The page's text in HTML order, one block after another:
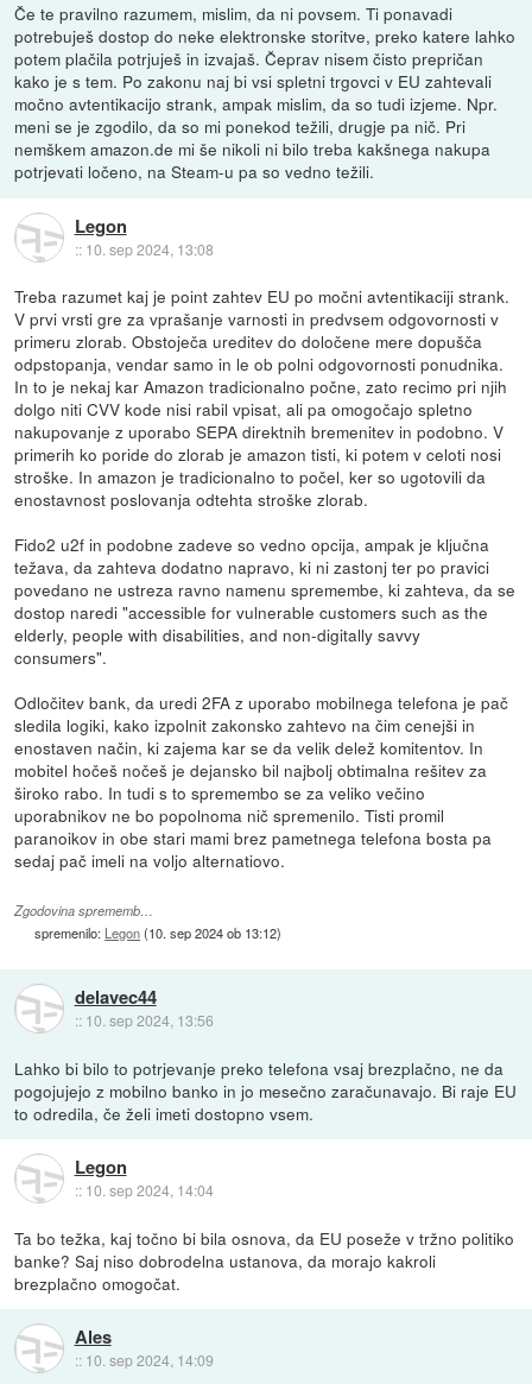
Če te pravilno razumem, mislim, da ni povsem. Ti ponavadi
potrebuješ dostop do neke elektronske storitve, preko katere lahko
potem plačila potrjuješ in izvajaš. Čeprav nisem čisto prepričan
kako je s tem. Po zakonu naj bi vsi spletni trgovci v EU zahtevali
močno avtentikacijo strank, ampak mislim, da so tudi izjeme. Npr.
meni se je zgodilo, da so mi ponekod težili, drugje pa nič. Pri
nemškem amazon.de mi še nikoli ni bilo treba kakšnega nakupa
potrjevati ločeno, na Steam-u pa so vedno težili.
Legon
:: 10. sep 2024, 13:08
Treba razumet kaj je point zahtev EU po močni avtentikaciji strank.
V prvi vrsti gre za vprašanje varnosti in predvsem odgovornosti v
primeru zlorab. Obstoječa ureditev do določene mere dopušča
odpstopanja, vendar samo in le ob polni odgovornosti ponudnika.
In to je nekaj kar Amazon tradicionalno počne, zato recimo pri njih
dolgo niti CVV kode nisi rabil vpisat, ali pa omogočajo spletno
nakupovanje z uporabo SEPA direktnih bremenitev in podobno. V
primerih ko poride do zlorab je amazon tisti, ki potem v celoti nosi
stroške. In amazon je tradicionalno to počel, ker so ugotovili da
enostavnost poslovanja odtehta stroške zlorab.
Fido2 u2f in podobne zadeve so vedno opcija, ampak je ključna
težava, da zahteva dodatno napravo, ki ni zastonj ter po pravici
povedano ne ustreza ravno namenu spremembe, ki zahteva, da se
dostop naredi "accessible for vulnerable customers such as the
elderly, people with disabilities, and non-digitally savvy
consumers".
Odločitev bank, da uredi 2FA z uporabo mobilnega telefona je pač
sledila logiki, kako izpolnit zakonsko zahtevo na čim cenejši in
enostaven način, ki zajema kar se da velik delež komitentov. In
mobitel hočeš nočeš je dejansko bil najbolj obtimalna rešitev za
široko rabo. In tudi s to spremembo se za veliko večino
uporabnikov ne bo popolnoma nič spremenilo. Tisti promil
paranoikov in obe stari mami brez pametnega telefona bosta pa
sedaj pač imeli na voljo alternatiovo.
Zgodovina sprememb…
spremenilo: Legon(10. sep 2024 ob 13:12)
delavec44
:: 10. sep 2024, 13:56
Lahko bi bilo to potrjevanje preko telefona vsaj brezplačno, ne da
pogojujejo z mobilno banko in jo mesečno zaračunavajo. Bi raje EU
to odredila, če želi imeti dostopno vsem.
Legon
:: 10. sep 2024, 14:04
Ta bo težka, kaj točno bi bila osnova, da EU poseže v tržno politiko
banke? Saj niso dobrodelna ustanova, da morajo kakroli
brezplačno omogočat.
Ales
:: 10. sep 2024, 14:09